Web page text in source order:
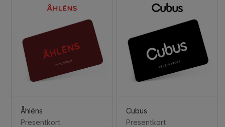
Åhléns
Presentkort
Cubus
Presentkort